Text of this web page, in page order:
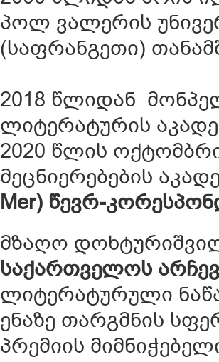
პოლ ვალერის
(საფრანგეთი)
2018 წლიდან
ლიტერატურის
2020 წლის
მეცნიერებების
Mer) წევრ-
მზაღო
საქართველოს
ლიტერატურული
ენაზე თარგმნის
პრემიის